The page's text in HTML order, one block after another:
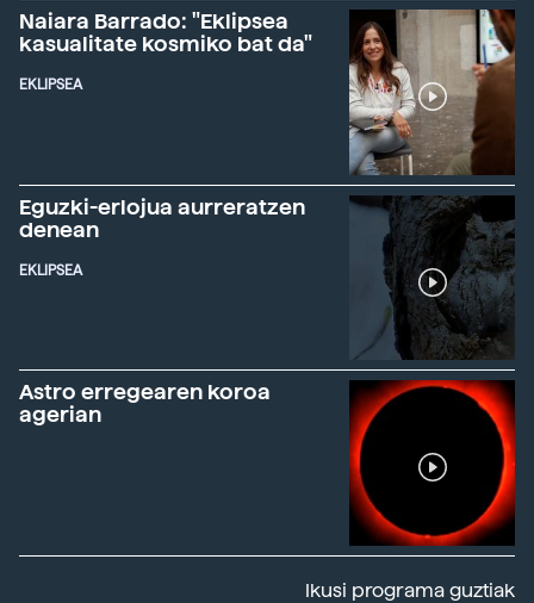
Naiara Barrado: "Eklipsea
kasualitate kosmiko bat da"
EKLIPSEA
Eguzki-erlojua aurreratzen
denean
EKLIPSEA
Astro erregearen koroa
agerian
Ikusi programa guztiak